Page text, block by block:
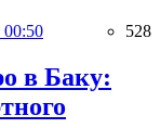
00:50 528
в Баку: